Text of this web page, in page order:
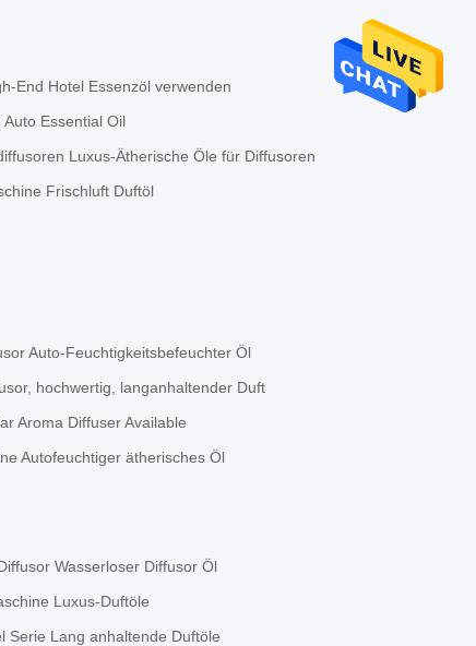
End Hotel Essenzöl verwenden
Essential Oil
Luxus-Ätherische Öle für Diffusoren
Frischluft Duftöl
Auto-Feuchtigkeitsbefeuchter Öl
hochwertig, langanhaltender Duft
Aroma Diffuser Available
Autofeuchtiger ätherisches Öl
Wasserloser Diffusor Öl
Luxus-Duftöle
Serie Lang anhaltende Duftöle